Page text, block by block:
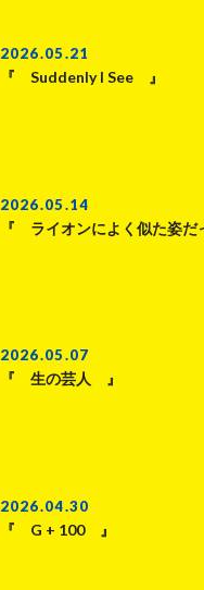
2026.05.21
『 Suddenly I See 』
2026.05.14
『 ライオンによく似た姿
2026.05.07
『 生の芸人 』
2026.04.30
『 G + 100 』